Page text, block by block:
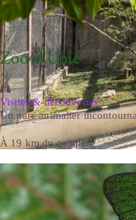
Zoo d’Upie
Visites & découvertes
Un parc animalier
À 19 km du camping